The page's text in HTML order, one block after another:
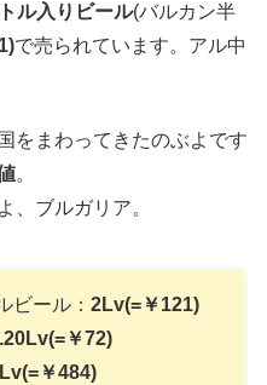
ル入りビール(バルカン半
で売られています。アル中
をまわってきたのぶよです
。
、ブルガリア。
ビール： 2Lv(=￥121)
￥72)
￥484)